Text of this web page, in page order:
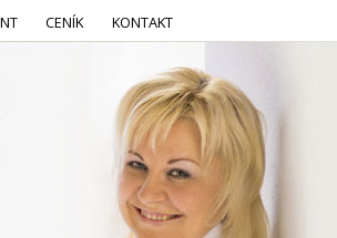
CENÍK KONTAKT